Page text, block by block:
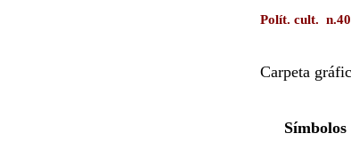
Polít. cult.
Carpeta